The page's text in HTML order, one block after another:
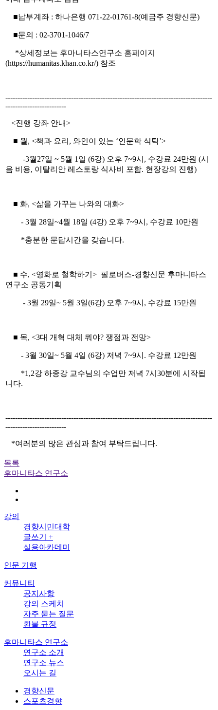
■납부계좌 : 하나은행 071-22-01761-8(예금주 경향신문)
■문의 : 02-3701-1046/7
*상세정보는 후마니타스연구소 홈페이지
(https://humanitas.khan.co.kr/) 참조
-------------------------------------------------------------------------------------
-------------------------
<진행 강좌 안내>
■ 월, <책과 요리, 와인이 있는 ‘인문학 식탁’>
-3월27일 ~ 5월 1일 (6강) 오후 7~9시, 수강료 24만원 (시
음 비용, 이탈리안 레스토랑 식사비 포함. 현장강의 진행)
■ 화, <삶을 가꾸는 나와의 대화>
- 3월 28일~4월 18일 (4강) 오후 7~9시, 수강료 10만원
*충분한 문답시간을 갖습니다.
■ 수, <영화로 철학하기> 필로버스-경향신문 후마니타스
연구소 공동기획
- 3월 29일~ 5월 3일(6강) 오후 7~9시, 수강료 15만원
■ 목, <3대 개혁 대체 뭐야? 쟁점과 전망>
- 3월 30일~ 5월 4일 (6강) 저녁 7~9시. 수강료 12만원
*1,2강 하종강 교수님의 수업만 저녁 7시30분에 시작됩
니다.
-------------------------------------------------------------------------------------
-------------------------
*여러분의 많은 관심과 참여 부탁드립니다.
목록
후마니타스 연구소
강의
경향시민대학
글쓰기 +
실용아카데미
인문 기행
커뮤니티
공지사항
강의 스케치
자주 묻는 질문
환불 규정
후마니타스 연구소
연구소 소개
연구소 뉴스
오시는 길
경향신문
스포츠경향